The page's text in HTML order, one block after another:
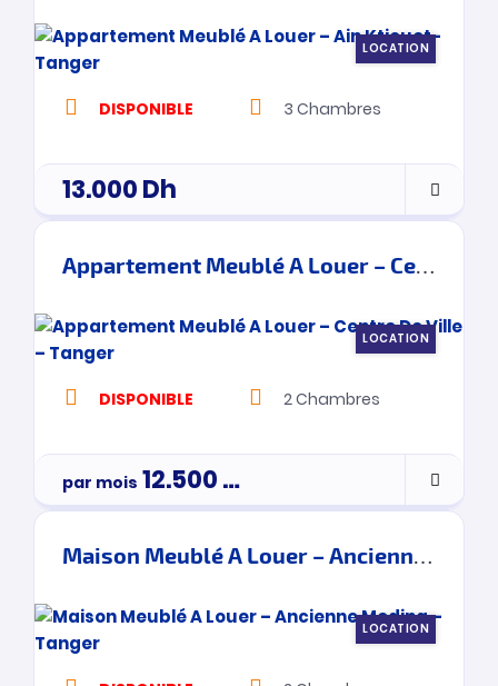
LOCATION
DISPONIBLE 3 Chambres
13.000Dh
Appartement Meublé A Louer – Centre De Ville – Tanger
LOCATION
DISPONIBLE 2Chambres
par mois 12.500Dh
Maison Meublé A Louer – Ancienne Medina – Tanger
LOCATION